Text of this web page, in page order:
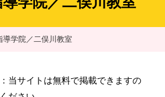
導学院／二俣川教室
当サイトは無料で掲載できますの